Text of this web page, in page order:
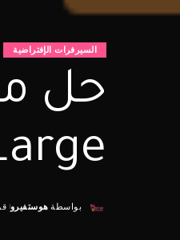
السيرفرات الإفتراضية
Posted
بواسطة هوستفيرو